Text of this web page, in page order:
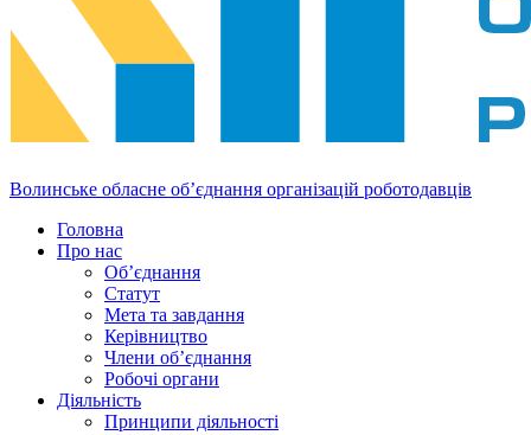
Волинське обласне об’єднання організацій роботодавців
Головна
Про нас
Об’єднання
Статут
Мета та завдання
Керівництво
Члени об’єднання
Робочі органи
Діяльність
Принципи діяльності